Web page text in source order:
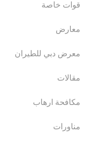
قوات خاصة
معارض
معرض دبي للطيران
مقالات
مكافحة ارهاب
مناورات